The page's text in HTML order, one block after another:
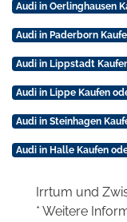
Audi in Oerlinghausen
Audi in Paderborn
Audi in Lippstadt
Audi in Lippe Kaufen
Audi in Steinhagen
Audi in Halle Kaufen
Irrtum und
* Weitere